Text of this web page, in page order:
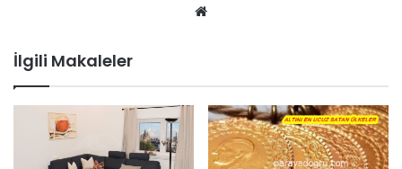
Web
İlgili Makaleler